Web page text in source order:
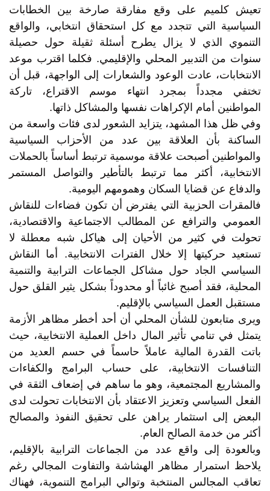
تعيش كلميم على وقع مفارقة صارخة بين الخطابات
السياسية التي تتجدد مع كل استحقاق انتخابي، والواقع
التنموي الذي لا يزال يطرح أسئلة ثقيلة حول حصيلة
سنوات من التدبير المحلي والإقليمي. فكلما اقترب موعد
الانتخابات، عادت الوعود والشعارات إلى الواجهة، قبل أن
تختفي مجدداً بمجرد انتهاء موسم الاقتراع، تاركة
المواطنين أمام الإكراهات نفسها والمشاكل ذاتها.
وفي ظل هذا المشهد، يتزايد الشعور لدى فئات واسعة من
الساكنة بأن العلاقة بين عدد من الأحزاب السياسية
والمواطنين أصبحت علاقة موسمية ترتبط أساساً بالحملات
الانتخابية، أكثر مما ترتبط بالتأطير والتواصل المستمر
والدفاع عن قضايا السكان وهمومهم اليومية.
فالمقرات الحزبية التي يفترض أن تكون فضاءات للنقاش
العمومي والترافع عن المطالب الاجتماعية والاقتصادية،
تحولت في كثير من الأحيان إلى هياكل شبه معطلة لا
تستعيد حركيتها إلا خلال الفترات الانتخابية. أما النقاش
السياسي الجاد حول مشاكل الجماعات الترابية والتنمية
المحلية، فقد أصبح غائباً أو محدوداً بشكل يثير القلق حول
مستقبل العمل السياسي بالإقليم.
ويرى متابعون للشأن المحلي أن أحد أخطر مظاهر الأزمة
يتمثل في تنامي تأثير المال داخل العملية الانتخابية، حيث
باتت القدرة المالية عاملاً حاسماً في حسم العديد من
التنافسات الانتخابية، على حساب البرامج والكفاءات
والمشاريع المجتمعية، وهو ما ساهم في إضعاف الثقة في
الفعل السياسي وتعزيز الاعتقاد بأن الانتخابات تحولت لدى
البعض إلى استثمار يراهن على تحقيق النفوذ والمصالح
أكثر من خدمة الصالح العام.
وبالعودة إلى واقع عدد من الجماعات الترابية بالإقليم،
يلاحظ استمرار مظاهر الهشاشة والتفاوت المجالي رغم
تعاقب المجالس المنتخبة وتوالي البرامج التنموية، فهناك